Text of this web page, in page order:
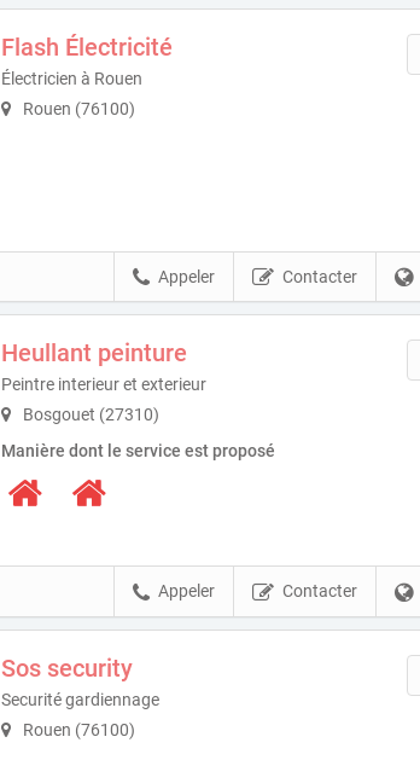
Flash Électricité
Électricien à Rouen
Rouen (76100)
Contacter
Appeler
Heullant peinture
Peintre interieur et exterieur
Bosgouet (27310)
Manière dont le service est proposé
Contacter
Appeler
Sos security
Securité gardiennage
Rouen (76100)